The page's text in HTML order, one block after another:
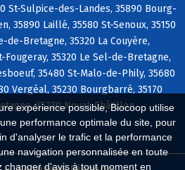
expérience possible, Biocoop utilise
performance optimale du site, pour
d'analyser le trafic et la performance
navigation personnalisée en toute
changer d'avis à tout moment en
St-Sulpice-des-Landes, 35890 Bourg-
35890 Laillé, 35580 St-Senoux, 35150
de-Bretagne, 35320 La Couyère,
Fougeray, 35320 Le Sel-de-Bretagne,
35480 St-Malo-de-Phily, 35680
Vergéal, 35230 Bourgbarré, 35170
35230 Noyal-Châtillon